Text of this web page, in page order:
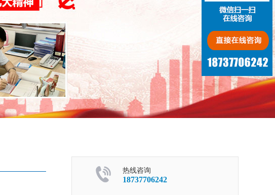
热线咨询
18737706242